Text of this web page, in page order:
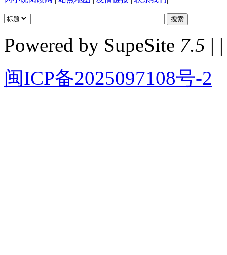
Powered by SupeSite 7.5 | |
闽ICP备2025097108号-2